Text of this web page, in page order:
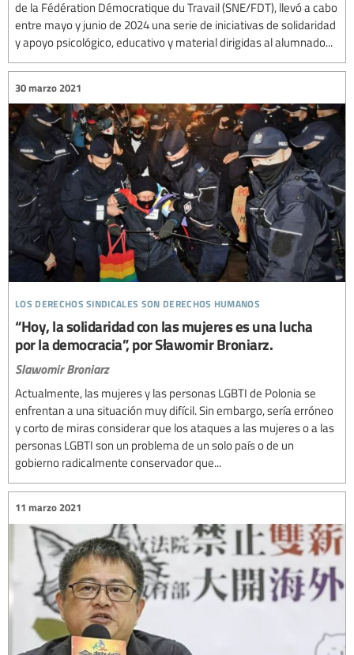
de la Fédération Démocratique du Travail (SNE/FDT), llevó a cabo
entre mayo y junio de 2024 una serie de iniciativas de solidaridad
y apoyo psicológico, educativo y material dirigidas al alumnado...
los derechos sindicales son derechos humanos
30 marzo 2021
“Hoy, la solidaridad con las mujeres es una lucha
por la democracia”, por Sławomir Broniarz.
Slawomir Broniarz
Actualmente, las mujeres y las personas LGBTI de Polonia se
enfrentan a una situación muy difícil. Sin embargo, sería erróneo
y corto de miras considerar que los ataques a las mujeres o a las
personas LGBTI son un problema de un solo país o de un
gobierno radicalmente conservador que...
11 marzo 2021